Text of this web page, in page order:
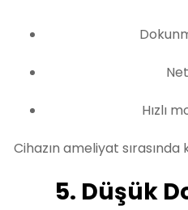
Hızlı
Cihazın ameliyat
5. Düşük